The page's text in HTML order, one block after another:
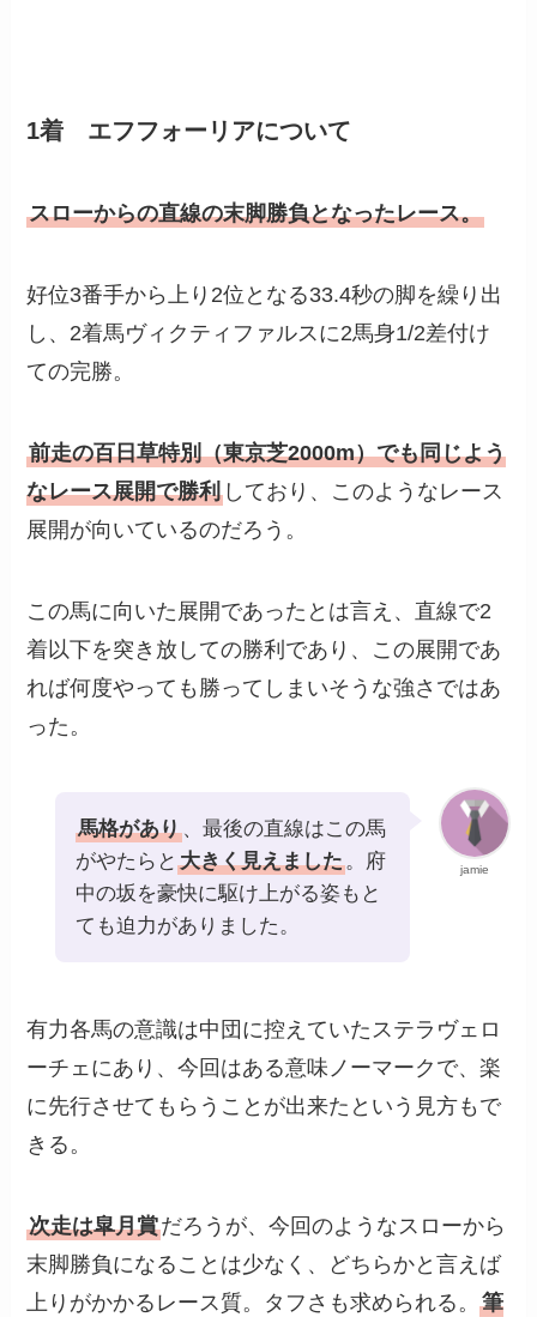
1着 エフフォーリアについて
スローからの直線の末脚勝負となったレース。
好位3番手から上り2位となる33.4秒の脚を繰り出
し、2着馬ヴィクティファルスに2馬身1/2差付け
ての完勝。
前走の百日草特別（東京芝2000m）でも同じよう
なレース展開で勝利 しており、このようなレース
展開が向いているのだろう。
この馬に向いた展開であったとは言え、直線で2
着以下を突き放しての勝利であり、この展開であ
れば何度やっても勝ってしまいそうな強さではあ
った。
jamie
馬格があり、最後の直線はこの馬
がやたらと大きく見えました。府
中の坂を豪快に駆け上がる姿もと
ても迫力がありました。
有力各馬の意識は中団に控えていたステラヴェロ
ーチェにあり、今回はある意味ノーマークで、楽
に先行させてもらうことが出来たという見方もで
きる。
次走は皐月賞だろうが、今回のようなスローから
末脚勝負になることは少なく、どちらかと言えば
上りがかかるレース質。タフさも求められる。筆